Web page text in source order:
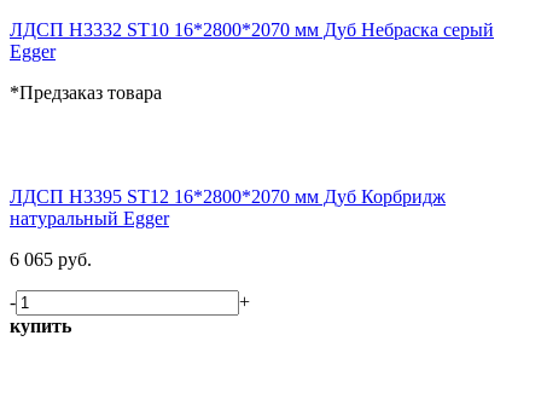
ЛДСП H3332 ST10 16*2800*2070 мм Дуб Небраска серый
Egger
*Предзаказ товара
ЛДСП H3395 ST12 16*2800*2070 мм Дуб Корбридж
натуральный Egger
6 065 руб.
-
+
купить